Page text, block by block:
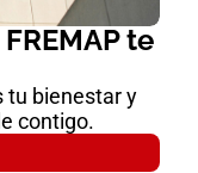
te
tu bienestar y
contigo.